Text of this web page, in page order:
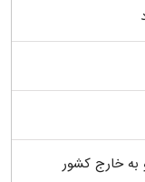
خارج کشور